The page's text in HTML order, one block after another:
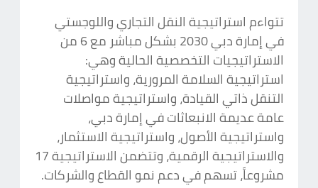
تتواءم استراتيجية النقل التجاري واللوجستي
في إمارة دبي 2030 بشكل مباشر مع 6 من
الاستراتيجيات التخصصية الحالية وهي:
استراتيجية السلامة المرورية، واستراتيجية
التنقل ذاتي القيادة، واستراتيجية مواصلات
عامة عديمة الانبعاثات في إمارة دبي،
واستراتيجية الأصول، واستراتيجية الاستثمار،
والاستراتيجية الرقمية، وتتضمن الاستراتيجية 17
مشروعاً، تسهم في دعم نمو القطاع والشركات.